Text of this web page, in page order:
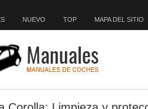
NUEVO TOP MAPA DEL SITIO